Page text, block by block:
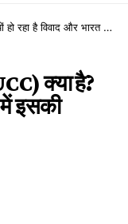
में इसकी वर्तमान स्थिति क्या है?
क्या है?
में इसकी